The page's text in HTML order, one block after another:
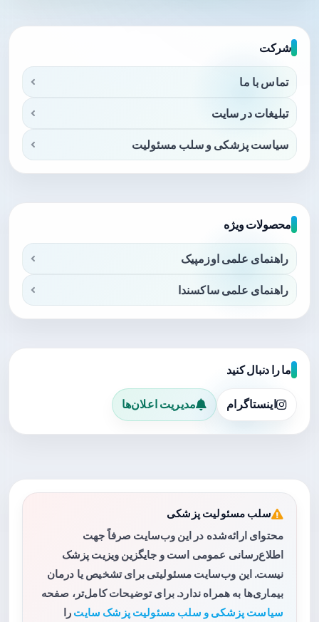
شرکت
تماس با ما
تبلیغات در سایت
سیاست پزشکی و سلب مسئولیت
محصولات ویژه
راهنمای علمی اوزمپیک
راهنمای علمی ساکسندا
ما را دنبال کنید
اینستاگرام مدیریت اعلان‌ها
سلب مسئولیت پزشکی
محتوای ارائه‌شده در این وب‌سایت صرفاً جهت
اطلاع‌رسانی عمومی است و جایگزین ویزیت پزشک
نیست. این وب‌سایت مسئولیتی برای تشخیص یا درمان
بیماری‌ها به همراه ندارد. برای توضیحات کامل‌تر، صفحه
سیاست پزشکی و سلب مسئولیت پزشک سایت را